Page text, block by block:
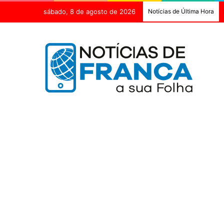
sábado, 8 de agosto de 2026 Notícias de Última Hora